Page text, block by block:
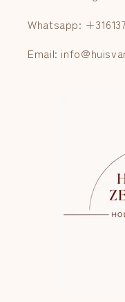
Whatsapp:
Email: